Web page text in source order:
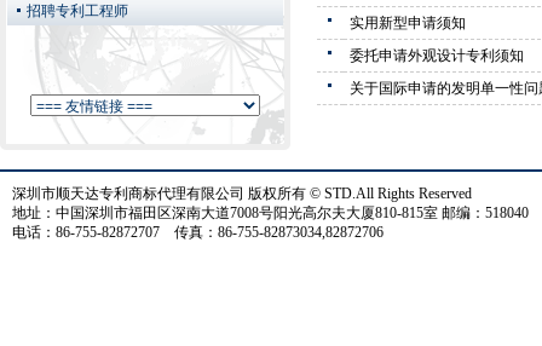
招聘专利工程师
实用新型申请须知
委托申请外观设计专利须知
关于国际申请的发明单一性问
深圳市顺天达专利商标代理有限公司 版权所有 © STD.All Rights Reserved
地址：中国深圳市福田区深南大道7008号阳光高尔夫大厦810-815室 邮编：518040
电话：86-755-82872707 传真：86-755-82873034,82872706